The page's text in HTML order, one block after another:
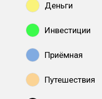
Деньги
Инвестиции
Приёмная
Путешествия